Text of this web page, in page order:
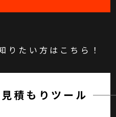
りたい方はこちら！
積もりツール